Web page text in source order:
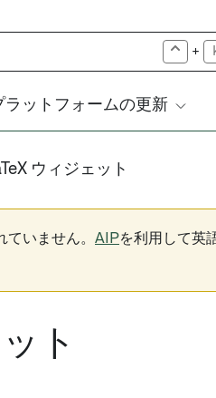
+
ラットフォームの更新
ウィジェット
いません。 AIPを利用して英
ト